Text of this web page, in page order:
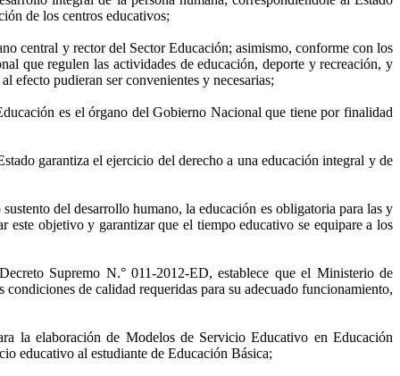
de los centros educativos;
central y rector del Sector Educación; asimismo, conforme con los
que regulen las actividades de educación, deporte y recreación, y
efecto pudieran ser convenientes y necesarias;
es el órgano del Gobierno Nacional que tiene por finalidad
garantiza el ejercicio del derecho a una educación integral y de
del desarrollo humano, la educación es obligatoria para las y
este objetivo y garantizar que el tiempo educativo se equipare a los
Supremo N.° 011-2012-ED, establece que el Ministerio de
de calidad requeridas para su adecuado funcionamiento,
la elaboración de Modelos de Servicio Educativo en Educación
educativo al estudiante de Educación Básica;